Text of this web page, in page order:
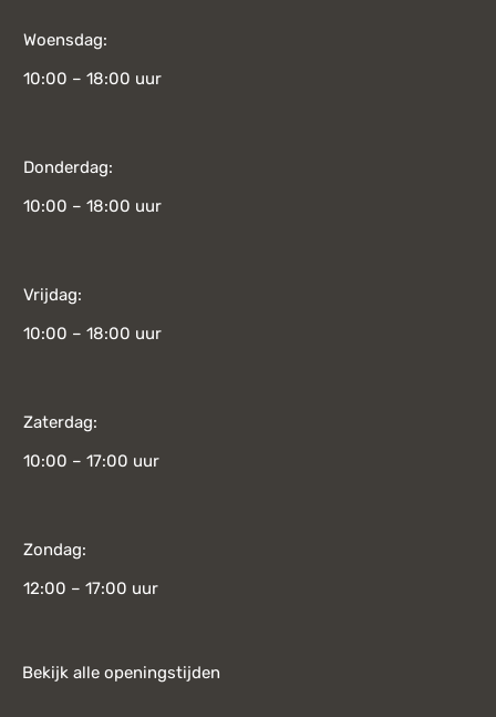
Woensdag:
10:00 – 18:00 uur
Donderdag:
10:00 – 18:00 uur
Vrijdag:
10:00 – 18:00 uur
Zaterdag:
10:00 – 17:00 uur
Zondag:
12:00 – 17:00 uur
Bekijk alle openingstijden